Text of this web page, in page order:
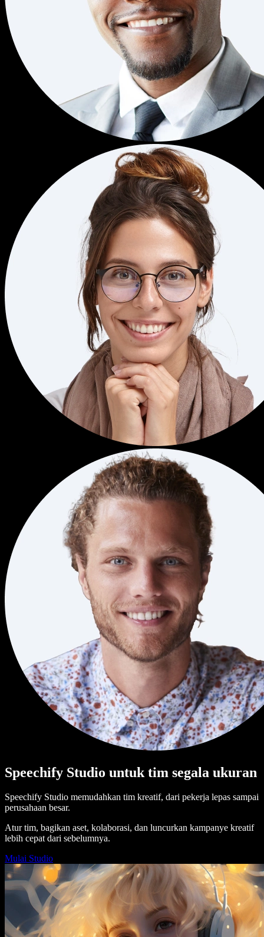
Speechify Studio untuk tim segala ukuran
Speechify Studio memudahkan tim kreatif, dari pekerja lepas sampai
perusahaan besar.
Atur tim, bagikan aset, kolaborasi, dan luncurkan kampanye kreatif
lebih cepat dari sebelumnya.
Mulai Studio